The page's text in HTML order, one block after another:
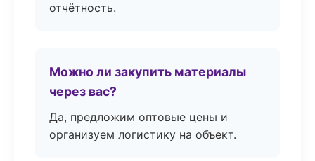
отчётность.
Можно ли закупить материалы
через вас?
Да, предложим оптовые цены и
организуем логистику на объект.